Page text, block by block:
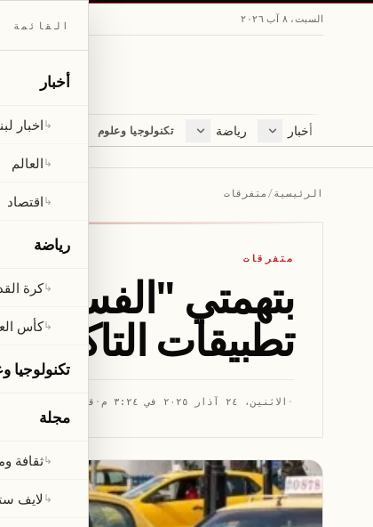
السبت، ٨ آب ٢٠٢٦
أخبار
اخبار لبنان
رياضة
كرة القدم
تكنولوجيا وعلوم مجلة
ثقافة ومجتمع
لايف ستايل
الرئيسية/ متفرقات
متفرقات
بتهمتي "الفساد
تطبيقات التاكسي
· الاثنين، ٢٤ آذار ٢٠٢٥ في ٣:٢٤ م · قراءة 1 دقيقة
القائمة
أخبار
↳اخبار
↳العالم
↳اقتصاد
رياضة
↳كرة
↳كأس
تكنولوجيا
مجلة
↳ثقافة
↳ لايف